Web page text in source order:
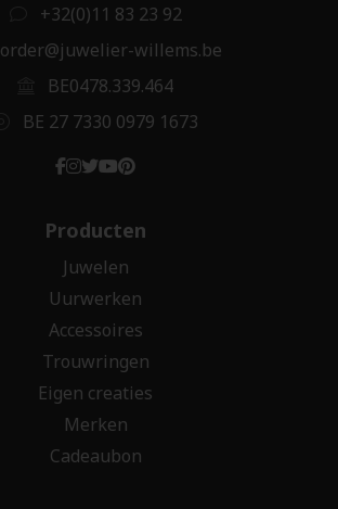
+32(0)11 83 23 92
order@juwelier-willems.be
BE0478.339.464
BE 27 7330 0979 1673
Producten
Juwelen
Uurwerken
Accessoires
Trouwringen
Eigen creaties
Merken
Cadeaubon